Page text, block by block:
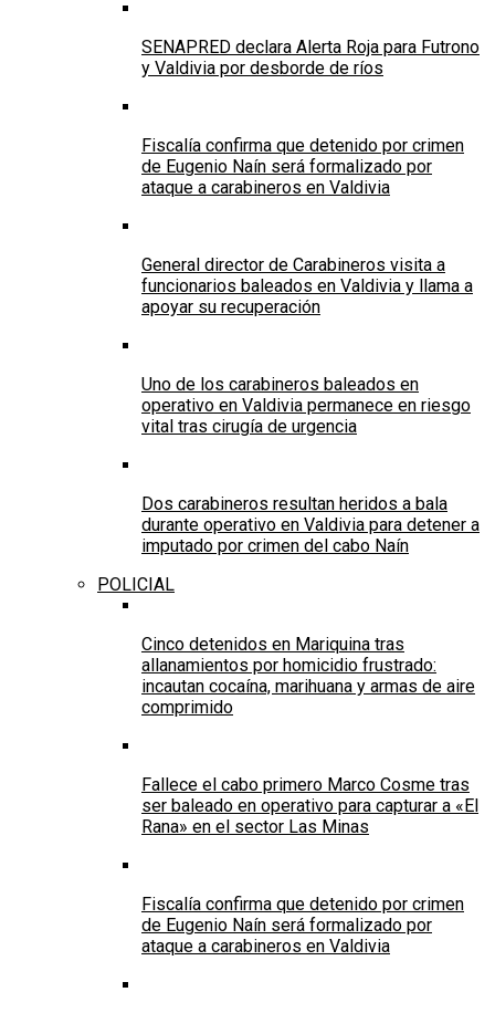
SENAPRED declara Alerta Roja para Futrono
y Valdivia por desborde de ríos
Fiscalía confirma que detenido por crimen
de Eugenio Naín será formalizado por
ataque a carabineros en Valdivia
General director de Carabineros visita a
funcionarios baleados en Valdivia y llama a
apoyar su recuperación
Uno de los carabineros baleados en
operativo en Valdivia permanece en riesgo
vital tras cirugía de urgencia
Dos carabineros resultan heridos a bala
durante operativo en Valdivia para detener a
imputado por crimen del cabo Naín
POLICIAL
Cinco detenidos en Mariquina tras
allanamientos por homicidio frustrado:
incautan cocaína, marihuana y armas de aire
comprimido
Fallece el cabo primero Marco Cosme tras
ser baleado en operativo para capturar a «El
Rana» en el sector Las Minas
Fiscalía confirma que detenido por crimen
de Eugenio Naín será formalizado por
ataque a carabineros en Valdivia